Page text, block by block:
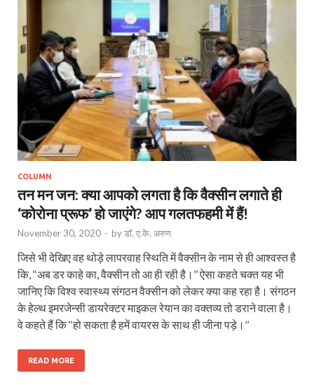
COLUMN
तन मन जन: क्या आपको लगता है कि वैक्सीन लगाते ही
‘कोरोना प्रूफ’ हो जाएंगे? आप गलतफहमी में हैं!
November 30, 2020 - byडॉ. ए.के. अरुण
जिसे भी देखिए वह थोड़े लापरवाह स्थिति में वैक्सीन के नाम से ही आश्वस्त है
कि, ‘‘अब डर काहे का, वैक्सीन तो आ ही रही है।’’ ऐसा कहते चक्‍त यह भी
जानिए कि विश्व स्वास्थ्य संगठन वैक्सीन को लेकर क्या कह रहा है। संगठन
के हेल्थ इमरजेन्सी डायरेक्टर माइकल रेयान का वक्तव्य तो डराने वाला है।
वे कहते हैं कि ‘‘हो सकता है हमें वायरस के साथ ही जीना पड़े।’’
READ MORE